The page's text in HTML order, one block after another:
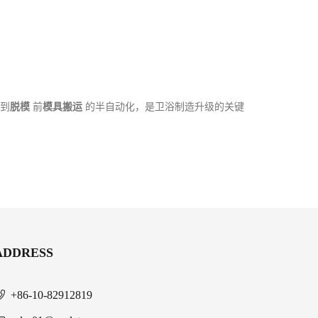
脱模 前模具搬运 的半自动化，是卫浴制造升级的关键
+86-10-82912819